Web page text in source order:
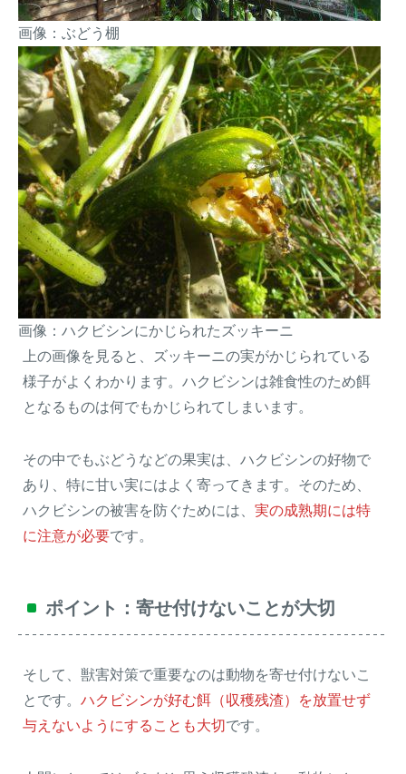
画像：ぶどう棚
画像：ハクビシンにかじられたズッキーニ
上の画像を見ると、ズッキーニの実がかじられている
様子がよくわかります。ハクビシンは雑食性のため餌
となるものは何でもかじられてしまいます。
その中でもぶどうなどの果実は、ハクビシンの好物で
あり、特に甘い実にはよく寄ってきます。そのため、
ハクビシンの被害を防ぐためには、 実の成熟期には特
に注意が必要です。
ポイント：寄せ付けないことが大切
そして、獣害対策で重要なのは動物を寄せ付けないこ
とです。 ハクビシンが好む餌（収穫残渣）を放置せず
与えないようにすることも大切です。